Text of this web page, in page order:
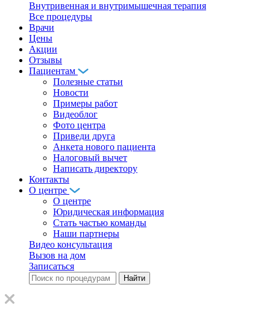
Внутривенная и внутримышечная терапия
Все процедуры
Врачи
Цены
Акции
Отзывы
Пациентам
Полезные статьи
Новости
Примеры работ
Видеоблог
Фото центра
Приведи друга
Анкета нового пациента
Налоговый вычет
Написать директору
Контакты
О центре
О центре
Юридическая информация
Стать частью команды
Наши партнеры
Видео консультация
Вызов на дом
Записаться